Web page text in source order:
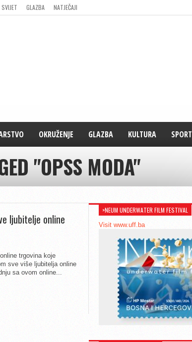
SVIJET GLAZBA
NATJEČAJI
OKRUŽENJE GLAZBA KULTURA SPORT
"OPSS MODA"
ljubitelje online
trgovina koje
sve više ljubitelja online
sa ovom online...
>NEUM UNDERWATER FILM FESTIVAL
Visit www.uff.ba